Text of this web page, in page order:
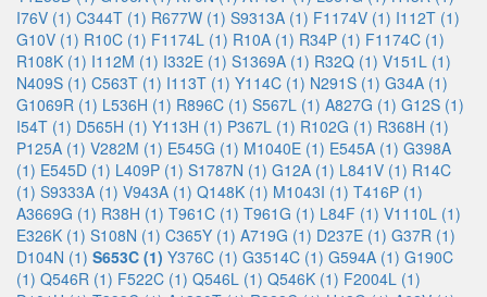
I76V (1) C344T (1) R677W (1) S9313A (1) F1174V (1) I112T (1)
G10V (1) R10C (1) F1174L (1) R10A (1) R34P (1) F1174C (1)
R108K (1) I112M (1) I332E (1) S1369A (1) R32Q (1) V151L (1)
N409S (1) C563T (1) I113T (1) Y114C (1) N291S (1) G34A (1)
G1069R (1) L536H (1) R896C (1) S567L (1) A827G (1) G12S (1)
I54T (1) D565H (1) Y113H (1) P367L (1) R102G (1) R368H (1)
P125A (1) V282M (1) E545G (1) M1040E (1) E545A (1) G398A
(1) E545D (1) L409P (1) S1787N (1) G12A (1) L841V (1) R14C
(1) S9333A (1) V943A (1) Q148K (1) M1043I (1) T416P (1)
A3669G (1) R38H (1) T961C (1) T961G (1) L84F (1) V1110L (1)
E326K (1) S108N (1) C365Y (1) A719G (1) D237E (1) G37R (1)
D104N (1) S653C (1) Y376C (1) G3514C (1) G594A (1) G190C
(1) Q546R (1) F522C (1) Q546L (1) Q546K (1) F2004L (1)